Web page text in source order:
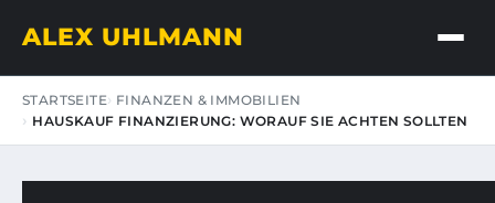
ALEX UHLMANN
STARTSEITE FINANZEN & IMMOBILIEN
HAUSKAUF FINANZIERUNG: WORAUF SIE ACHTEN SOLLTEN